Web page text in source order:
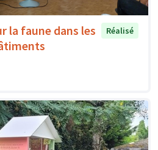
la faune dans les
Réalisé